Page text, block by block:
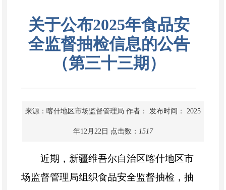
关于公布2025年食品安
全监督抽检信息的公告
（第三十三期）
来源：喀什地区市场监督管理局 作者： 发布时间： 2025
年12月22日 点击数： 1517
近期，新疆维吾尔自治区喀什地区市
场监督管理局组织食品安全监督抽检，抽